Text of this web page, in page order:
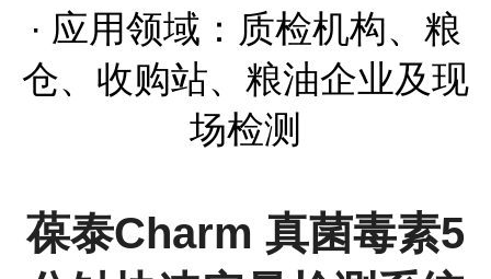
· 应用领域：质检机构、粮
仓、收购站、粮油企业及现
场检测
葆泰Charm 真菌毒素5